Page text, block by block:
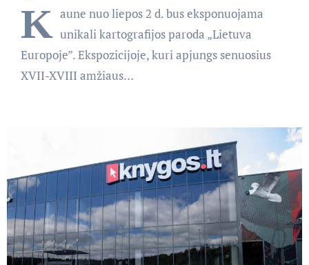
K aune nuo liepos 2 d. bus eksponuojama
unikali kartografijos paroda „Lietuva
Europoje”. Ekspozicijoje, kuri apjungs senuosius
XVII-XVIII amžiaus…